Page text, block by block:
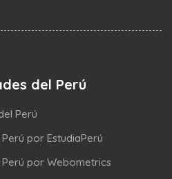
del Perú
Perú
por EstudiaPerú
por Webometrics